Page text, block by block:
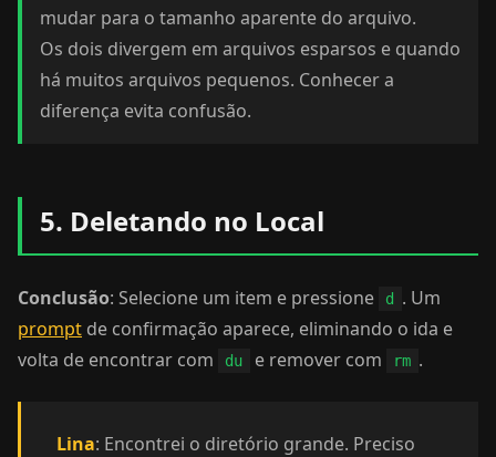
mudar para o tamanho aparente do arquivo.
Os dois divergem em arquivos esparsos e quando
há muitos arquivos pequenos. Conhecer a
diferença evita confusão.
5. Deletando no Local
Conclusão: Selecione um item e pressione d
. Um
prompt de confirmação aparece, eliminando o ida e
volta de encontrar com
du e remover com rm .
Lina: Encontrei o diretório grande. Preciso